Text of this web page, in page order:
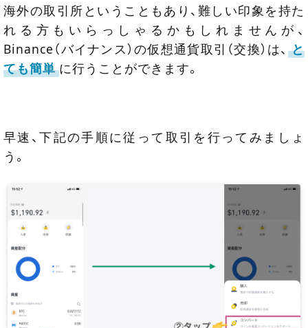
海外の取引所ということもあり、難しい印象を持た
れる方もいらっしゃるかもしれませんが、
Binance（バイナンス）の仮想通貨取引（交換）は、 と
ても簡単 に行うことができます。
早速、下記の手順に従って取引を行ってみましょ
う。